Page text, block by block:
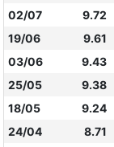
02/07
9.72
19/06
9.61
03/06
9.43
25/05
9.38
18/05
9.24
24/04
8.71